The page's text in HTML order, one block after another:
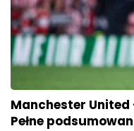
Manchester
Pełne